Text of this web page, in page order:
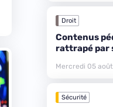
Droit
Contenus
rattrapé par
Mercredi 05
Sécurité